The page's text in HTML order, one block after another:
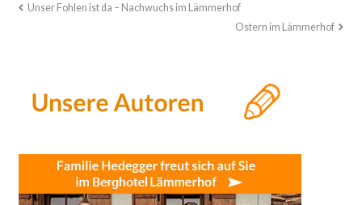
Unser Fohlen ist da – Nachwuchs im Lämmerhof
Ostern im Lämmerhof